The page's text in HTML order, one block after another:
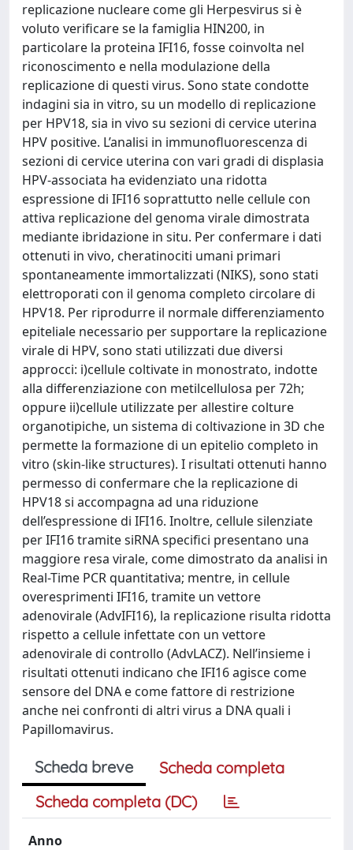
replicazione nucleare come gli Herpesvirus si è
voluto verificare se la famiglia HIN200, in
particolare la proteina IFI16, fosse coinvolta nel
riconoscimento e nella modulazione della
replicazione di questi virus. Sono state condotte
indagini sia in vitro, su un modello di replicazione
per HPV18, sia in vivo su sezioni di cervice uterina
HPV positive. L’analisi in immunofluorescenza di
sezioni di cervice uterina con vari gradi di displasia
HPV-associata ha evidenziato una ridotta
espressione di IFI16 soprattutto nelle cellule con
attiva replicazione del genoma virale dimostrata
mediante ibridazione in situ. Per confermare i dati
ottenuti in vivo, cheratinociti umani primari
spontaneamente immortalizzati (NIKS), sono stati
elettroporati con il genoma completo circolare di
HPV18. Per riprodurre il normale differenziamento
epiteliale necessario per supportare la replicazione
virale di HPV, sono stati utilizzati due diversi
approcci: i)cellule coltivate in monostrato, indotte
alla differenziazione con metilcellulosa per 72h;
oppure ii)cellule utilizzate per allestire colture
organotipiche, un sistema di coltivazione in 3D che
permette la formazione di un epitelio completo in
vitro (skin-like structures). I risultati ottenuti hanno
permesso di confermare che la replicazione di
HPV18 si accompagna ad una riduzione
dell’espressione di IFI16. Inoltre, cellule silenziate
per IFI16 tramite siRNA specifici presentano una
maggiore resa virale, come dimostrato da analisi in
Real-Time PCR quantitativa; mentre, in cellule
overesprimenti IFI16, tramite un vettore
adenovirale (AdvIFI16), la replicazione risulta ridotta
rispetto a cellule infettate con un vettore
adenovirale di controllo (AdvLACZ). Nell’insieme i
risultati ottenuti indicano che IFI16 agisce come
sensore del DNA e come fattore di restrizione
anche nei confronti di altri virus a DNA quali i
Papillomavirus.
Scheda breve
Scheda completa
Scheda completa (DC)
Anno